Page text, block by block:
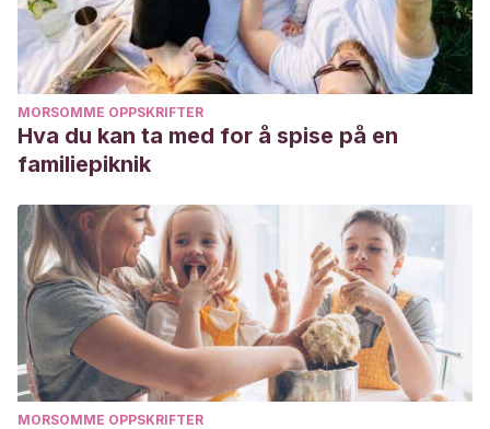
MORSOMME OPPSKRIFTER
Hva du kan ta med for å spise på en
familiepiknik
MORSOMME OPPSKRIFTER